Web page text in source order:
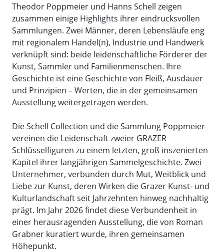
Theodor Poppmeier und Hanns Schell zeigen
zusammen einige Highlights ihrer eindrucksvollen
Sammlungen. Zwei Männer, deren Lebensläufe eng
mit regionalem Handel(n), Industrie und Handwerk
verknüpft sind: beide leidenschaftliche Förderer der
Kunst, Sammler und Familienmenschen. Ihre
Geschichte ist eine Geschichte von Fleiß, Ausdauer
und Prinzipien – Werten, die in der gemeinsamen
Ausstellung weitergetragen werden.
Die Schell Collection und die Sammlung Poppmeier
vereinen die Leidenschaft zweier GRAZER
Schlüsselfiguren zu einem letzten, groß inszenierten
Kapitel ihrer langjährigen Sammelgeschichte. Zwei
Unternehmer, verbunden durch Mut, Weitblick und
Liebe zur Kunst, deren Wirken die Grazer Kunst- und
Kulturlandschaft seit Jahrzehnten hinweg nachhaltig
prägt. Im Jahr 2026 findet diese Verbundenheit in
einer herausragenden Ausstellung, die von Roman
Grabner kuratiert wurde, ihren gemeinsamen
Höhepunkt.